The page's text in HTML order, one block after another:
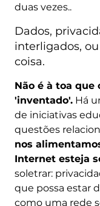
duas vezes..
Dados,
interligados,
coisa.
Não é à toa que
'inventado'.Há
de iniciativas
questões
nos
Internet esteja
soletrar:
que possa estar
como uma rede